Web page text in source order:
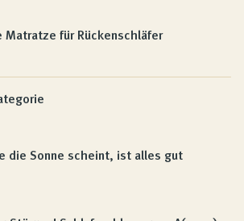
Matratze für Rückenschläfer
die Sonne scheint, ist alles gut